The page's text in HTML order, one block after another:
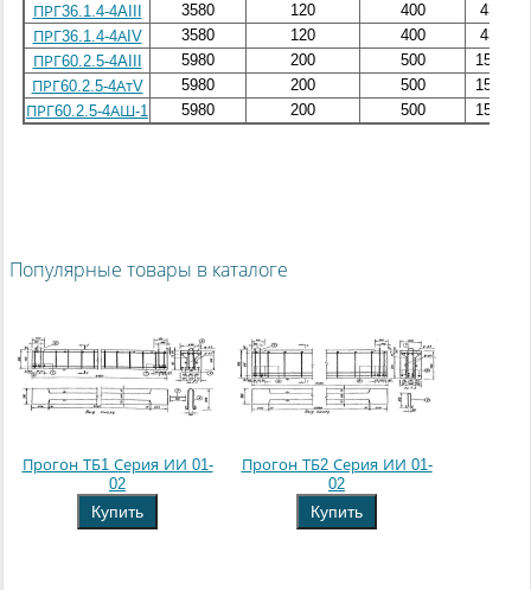
ПРГ36.1.4-4AIII
3580 120 400
430
ПРГ36.1.4-4АIV
3580 120 400
430
ПРГ60.2.5-4AIII
5980 200 500
1500
ПРГ60.2.5-4АтV
5980 200 500
1500
ПРГ60.2.5-4АШ-1
5980 200 500 1500
Популярные товары в каталоге
Прогон ТБ1 Серия ИИ 01-
02
Купить
Прогон ТБ2 Серия ИИ 01-
02
Купить